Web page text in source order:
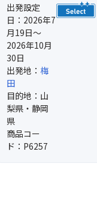
出発設定
日：2026年7
月19日～
2026年10月
30日
出発地： 梅
田
目的地：山
梨県・静岡
県
商品コー
ド：P6257